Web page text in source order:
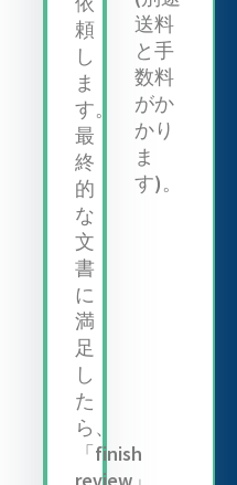
頼
し
ま
す。
最
終
的
な
文
書
に
満
足
し
た
ら、
「finish
送料
と手
数料
がか
かり
ま
す)。